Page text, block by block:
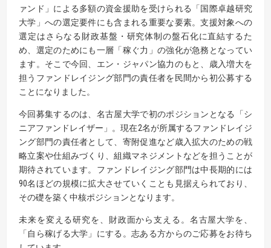
ァンド」による多額の資金援助を受けられる「国際卓越研究
大学」への選定要件にも含まれる重要な要素。支援対象への
選定はさらなる財政基盤・研究体制の盤石化に直結するた
め、選定のためにも一層「稼ぐ力」の強化が急務となってい
ます。そこで今回、エン・ジャパン協力のもと、歳入増大を
担うファンドレイジング部門の責任者を民間から初公募する
ことになりました。
今回募集するのは、名古屋大学で初のポジションとなる「シ
ニアファンドレイザー」。現在2名が所属するファンドレイジ
ング部門の責任者として、寄附促進など歳入拡大のための戦
略立案や仕組みづくり、組織マネジメントなどを担うことが
期待されています。ファンドレイジング部門は中長期的には
90名ほどの規模に拡大させていくことも見据えられており、
その礎を築く中核ポジションとなります。
未来を変える研究を、財政面から支える。名古屋大学を、
「自ら稼げる大学」にする。志ある方からのご応募をお待ち